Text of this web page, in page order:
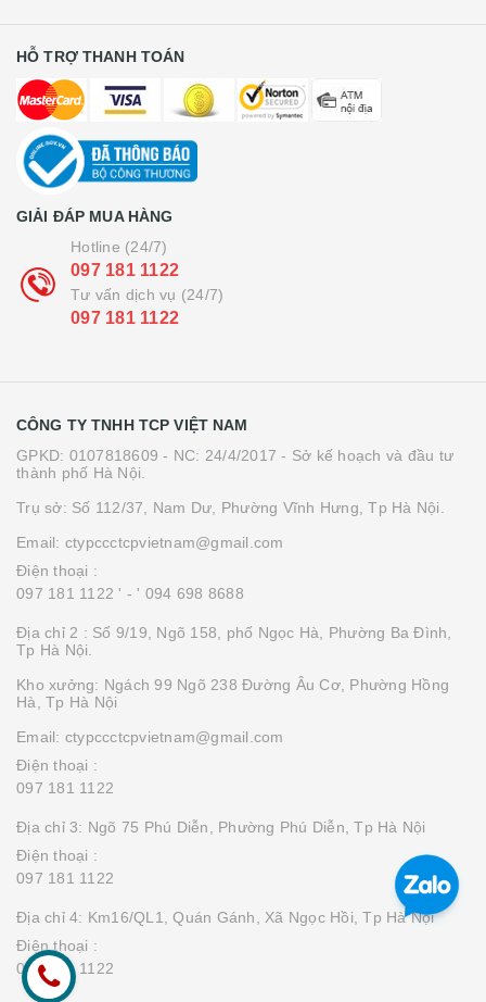
HỖ TRỢ THANH TOÁN
GIẢI ĐÁP MUA HÀNG
Hotline (24/7)
097 181 1122
Tư vấn dịch vụ (24/7)
097 181 1122
CÔNG TY TNHH TCP VIỆT NAM
GPKD: 0107818609 - NC: 24/4/2017 - Sở kế hoạch và đầu tư
thành phố Hà Nội.
Trụ sở: Số 112/37, Nam Dư, Phường Vĩnh Hưng, Tp Hà Nội.
Email: ctypccctcpvietnam@gmail.com
Điện thoại :
097 181 1122 ' - ' 094 698 8688
Địa chỉ 2 : Số 9/19, Ngõ 158, phố Ngọc Hà, Phường Ba Đình,
Tp Hà Nội.
Kho xưởng: Ngách 99 Ngõ 238 Đường Âu Cơ, Phường Hồng
Hà, Tp Hà Nội
Email: ctypccctcpvietnam@gmail.com
Điện thoại :
097 181 1122
Địa chỉ 3: Ngõ 75 Phú Diễn, Phường Phú Diễn, Tp Hà Nội
Điện thoại :
097 181 1122
Địa chỉ 4: Km16/QL1, Quán Gánh, Xã Ngọc Hồi, Tp Hà Nội
Điện thoại :
097 181 1122